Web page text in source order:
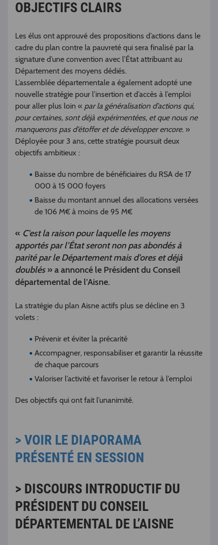
OBJECTIFS CLAIRS
Les élus ont approuvé des propositions d’actions dans le
cadre du plan contre la pauvreté qui sera finalisé par la
signature d’une convention avec l’État attribuant au
Département des moyens dédiés.
L’assemblée départementale a également adopté une
nouvelle stratégie pour l’insertion et d’accès à l’emploi
pour aller plus loin « par la généralisation d’actions qui,
pour certaines, sont déjà expérimentées, et que nous ne
manquerons pas d’étoffer et de développer encore. »
Déployée pour 3 ans, cette stratégie poursuit deux
objectifs ambitieux :
Baisse du nombre de bénéficiaires du RSA de 17
000 à 15 000 foyers
Baisse du montant annuel des allocations versées
de 106 M€ à moins de 95 M€
« C’est la raison pour laquelle les moyens
apportés par l’État seront non pas abondés à
parité par le Département mais d’ores et déjà
doublés» a annoncé le Président du Conseil
départemental de l’Aisne.
La stratégie du plan Aisne actifs plus se décline en 3
volets :
Prévenir et éviter la précarité
Accompagner, responsabiliser et garantir la réussite
de chaque parcours
Valoriser l’activité et favoriser le retour à l’emploi
Des objectifs qui ont fait l’unanimité.
> VOIR LE DIAPORAMA
PRÉSENTÉ EN SESSION
> DISCOURS INTRODUCTIF DU
PRÉSIDENT DU CONSEIL
DÉPARTEMENTAL DE L’AISNE